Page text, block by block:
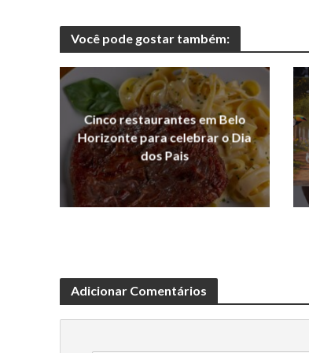
Você pode gostar também:
Cinco restaurantes em Belo
Horizonte para celebrar o Dia
dos Pais
Adicionar Comentários